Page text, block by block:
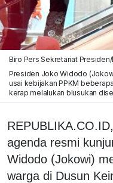
Biro Pers Sekretariat Presiden/
Presiden Joko Widodo
usai kebijakan PPKM
kerap melalukan blusukan
agenda resmi
Widodo (Jokowi)
warga di Dusun